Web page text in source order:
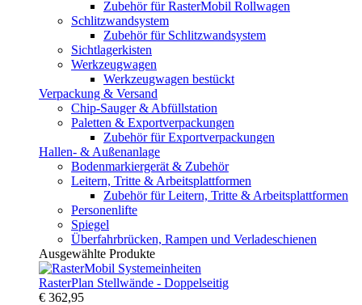
Zubehör für RasterMobil Rollwagen
Schlitzwandsystem
Zubehör für Schlitzwandsystem
Sichtlagerkisten
Werkzeugwagen
Werkzeugwagen bestückt
Verpackung & Versand
Chip-Sauger & Abfüllstation
Paletten & Exportverpackungen
Zubehör für Exportverpackungen
Hallen- & Außenanlage
Bodenmarkiergerät & Zubehör
Leitern, Tritte & Arbeitsplattformen
Zubehör für Leitern, Tritte & Arbeitsplattformen
Personenlifte
Spiegel
Überfahrbrücken, Rampen und Verladeschienen
Ausgewählte Produkte
RasterPlan Stellwände - Doppelseitig
€ 362,95